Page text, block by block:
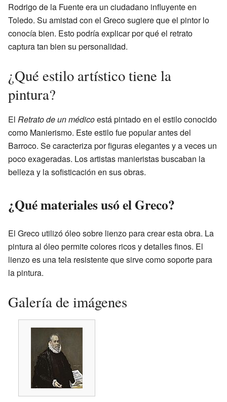
Rodrigo de la Fuente era un ciudadano influyente en
Toledo. Su amistad con el Greco sugiere que el pintor lo
conocía bien. Esto podría explicar por qué el retrato
captura tan bien su personalidad.
¿Qué estilo artístico tiene la
pintura?
El Retrato de un médicoestá pintado en el estilo conocido
como Manierismo. Este estilo fue popular antes del
Barroco. Se caracteriza por figuras elegantes y a veces un
poco exageradas. Los artistas manieristas buscaban la
belleza y la sofisticación en sus obras.
¿Qué materiales usó el Greco?
El Greco utilizó óleo sobre lienzo para crear esta obra. La
pintura al óleo permite colores ricos y detalles finos. El
lienzo es una tela resistente que sirve como soporte para
la pintura.
Galería de imágenes